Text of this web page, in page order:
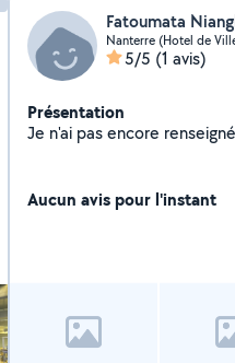
Fatoumata
Nanterre (Hotel de
5/5 (1 avis)
Présentation
Aucun avis pour l'instant